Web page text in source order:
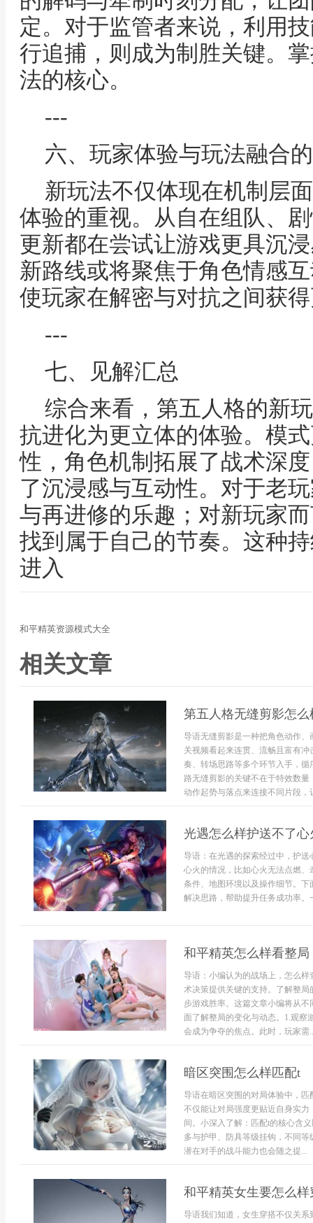
定。对于监管者来说，利用
行追捕，则成为制胜关键。
法的核心。
---
六、玩家体验与玩法融合
新玩法不仅体现在机制层
体验的重视。从自在组队、
更新都在尝试让游戏更具沉
新路线或将聚焦于角色情感
使玩家在解密与对抗之间获
---
七、见解汇总
综合来看，第五人格的新
抗进化为更立体的体验。模
性，角色机制拓展了战术深
了沉浸感与互动性。对于老
与再进修的乐趣；对新玩家
找到属于自己的节奏。这种
进入
和平精英资源模式大全
相关文章
第五人格无缝剪影怎么
导语无缝剪影是一种把角色动作
关视频看起来连贯、流畅且富有
奏、转场思路等多个环节入手，
路无缝剪影的关键不在于特效数
动作起势与落点来连接不同片段
光遇怎么样护送不了心
导语：在光遇的探索经过中，护
心火的情况，比如心火无法点燃
条件、地图环境以及操作细节。
解决思路，帮助提升任务成功率。
和平精英怎么样看整局
导语：小编认为的战场上，怎么
术决策提供关键的支持。了解整
步游戏胜率。这篇文章小编将从
面了解整局的变化与动态。1.观察
会成为争夺的焦点。此时，玩家需
暗区突围怎么样匹配t
导语在暗区突围的对局体验中，
不仅能让对局强度更贴近自身实
间。小深入了解：匹配t的核心含
多与护甲、防具等级挂钩，不同
潜在对手的战斗能力也会随之提...
和平精英女生要怎么样
导语我们知道，女生穿搭不仅关